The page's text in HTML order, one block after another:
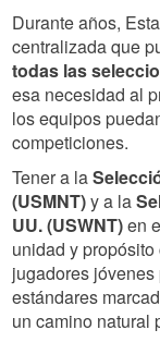
Durante años,
centralizada que
todas las
esa necesidad al
los equipos
competiciones.
Tener a la
(USMNT)y a la
UU. (USWNT)en
unidad y
jugadores
estándares
un camino natural